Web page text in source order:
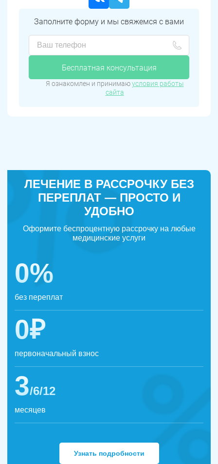
Заполните форму и мы свяжемся с вами
Бесплатная консультация
Я ознакомлен и принимаюусловия работы
сайта
ЛЕЧЕНИЕ В РАССРОЧКУ БЕЗ
ПЕРЕПЛАТ — ПРОСТО И
УДОБНО
Оформите беспроцентную рассрочку на любые
медицинские услуги
0%
без переплат
0₽
первоначальный взнос
3/6/12
месяцев
Узнать подробности